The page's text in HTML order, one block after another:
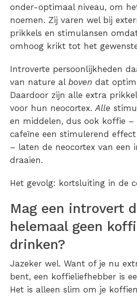
onder-optimaal niveau, om
noemen. Zij varen wel bij
prikkels en stimulansen
omhoog krikt tot het
Introverte persoonlijkheden
van nature al boven dat
Daardoor zijn alle extra
voor hun neocortex.Alle
en middelen, dus ook koffie –
cafeïne een stimulerend
– laten de neocortex van een
draaien.
Het gevolg: kortsluiting in de
Mag een introvert
helemaal geen
drinken?
Jazeker wel. Want of je nu
bent, een koffieliefhebber is
Het is alleen slim om je